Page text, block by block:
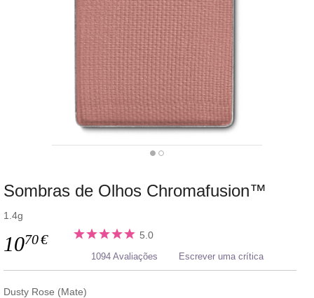
Sombras de Olhos Chromafusion™
1.4g
1070€ 5.0
1094 Avaliações Escrever uma crítica
Dusty Rose (Mate)